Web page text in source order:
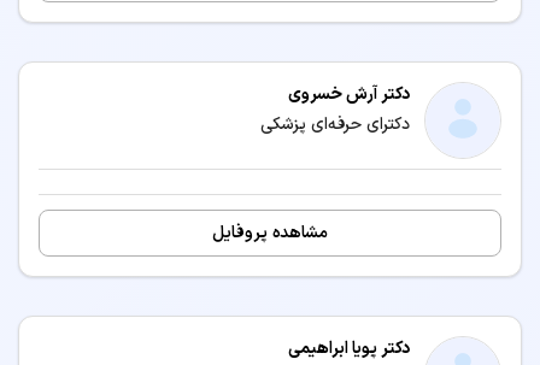
دکتر آرش خسروی
دکترای حرفه‌ای پزشکی
مشاهده پروفایل
دکتر پویا ابراهیمی